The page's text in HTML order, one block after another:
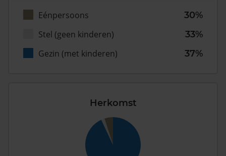
Eénpersoons
30%
Stel (geen kinderen)
33%
Gezin (met kinderen)
37%
Herkomst